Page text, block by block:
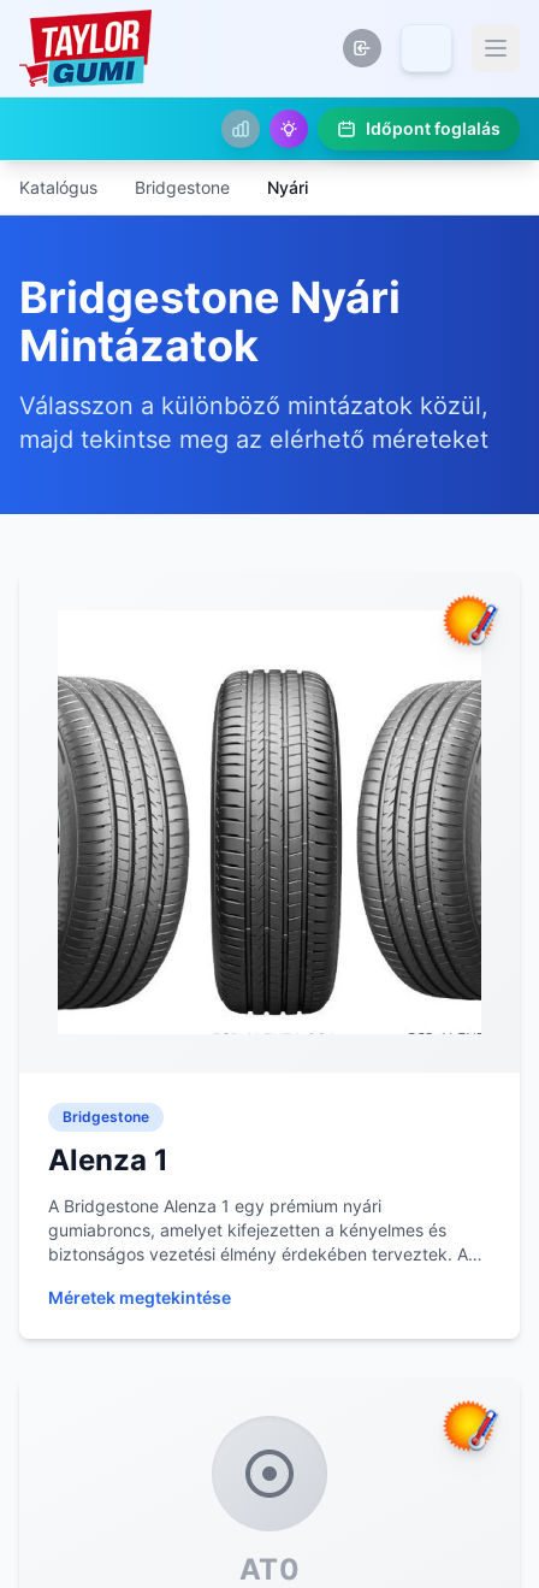
Időpont foglalás
Katalógus Bridgestone Nyári
Bridgestone Nyári
Mintázatok
Válasszon a különböző mintázatok közül,
majd tekintse meg az elérhető méreteket
Bridgestone
Alenza 1
A Bridgestone Alenza 1 egy prémium nyári
gumiabroncs, amelyet kifejezetten a kényelmes és
biztonságos vezetési élmény érdekében terveztek. A
Méretek megtekintése
AT0